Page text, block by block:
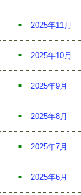
2025年11月
2025年10月
2025年9月
2025年8月
2025年7月
2025年6月